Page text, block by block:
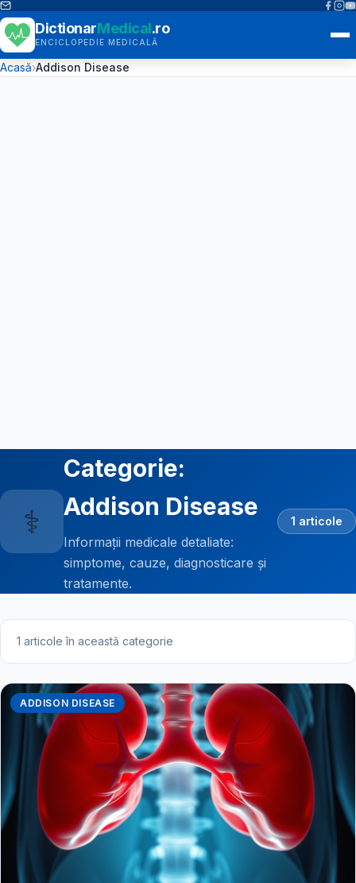
DictionarMedical.ro
ENCICLOPEDIE MEDICALĂ
Acasă›Addison Disease
⚕️
Categorie:
Addison Disease
Informații medicale detaliate:
simptome, cauze, diagnosticare și
tratamente.
1 articole
1 articole în această categorie
ADDISON DISEASE